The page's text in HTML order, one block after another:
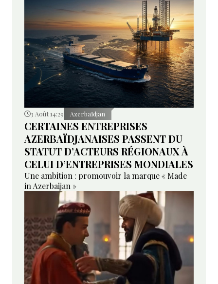
3 Août 14:29 Azerbaïdjan
CERTAINES ENTREPRISES
AZERBAÏDJANAISES PASSENT DU
STATUT D’ACTEURS RÉGIONAUX À
CELUI D’ENTREPRISES MONDIALES
Une ambition : promouvoir la marque « Made
in Azerbaijan »